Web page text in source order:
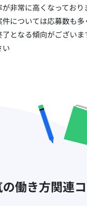
非常に高くなっており
件については応募数も
となる傾向がございま
い
働き方関連